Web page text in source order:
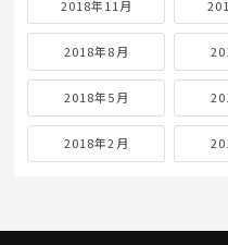
2018年11月
2018年8月
2018年5月
2018年2月